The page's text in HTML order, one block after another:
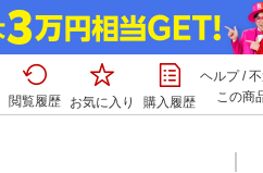
閲覧履歴 お気に入り 購入履歴
ヘルプ/
この商